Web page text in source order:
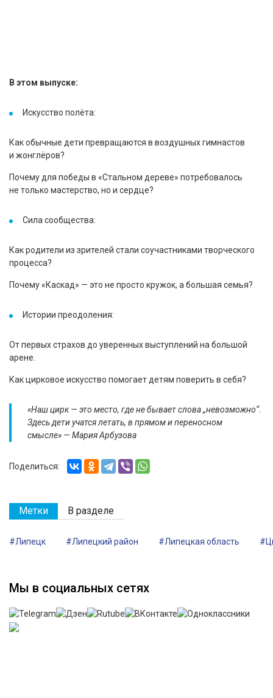
В этом выпуске:
Искусство полёта:
Как обычные дети превращаются в воздушных гимнастов
и жонглёров?
Почему для победы в «Стальном дереве» потребовалось
не только мастерство, но и сердце?
Сила сообщества:
Как родители из зрителей стали соучастниками творческого
процесса?
Почему «Каскад» — это не просто кружок, а большая семья?
Истории преодоления:
От первых страхов до уверенных выступлений на большой
арене.
Как цирковое искусство помогает детям поверить в себя?
«Наш цирк — это место, где не бывает слова „невозможно“.
Здесь дети учатся летать, в прямом и переносном
смысле» — Мария Арбузова
Поделиться:
Метки В разделе
#Липецк #Липецкий район #Липецкая область
Мы в социальных сетях